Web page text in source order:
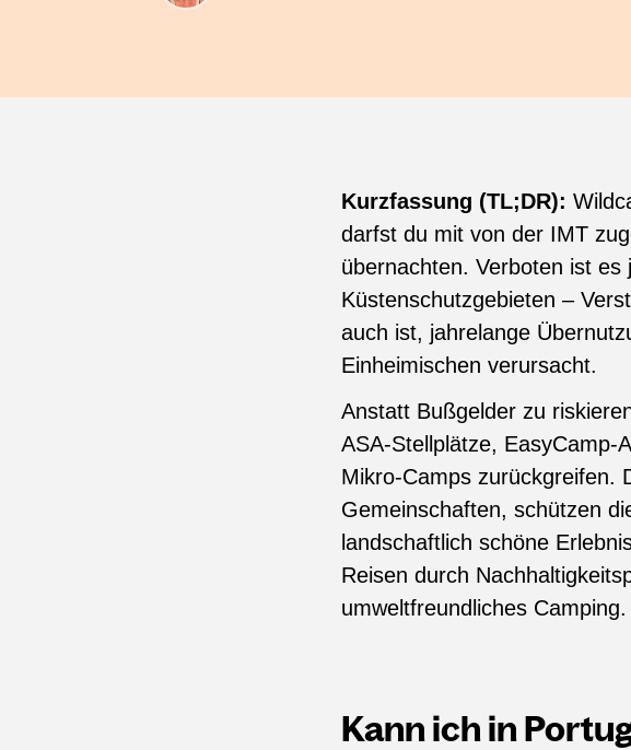
Kurzfassung (TL;DR):
darfst du mit von der IMT
übernachten. Verboten ist es
Küstenschutzgebieten –
auch ist, jahrelange
Einheimischen verursacht.
Anstatt Bußgelder zu
ASA-Stellplätze, EasyCamp-
Mikro-Camps zurückgreifen.
Gemeinschaften, schützen
landschaftlich schöne
Reisen durch
umweltfreundliches Camping.
Kann ich in